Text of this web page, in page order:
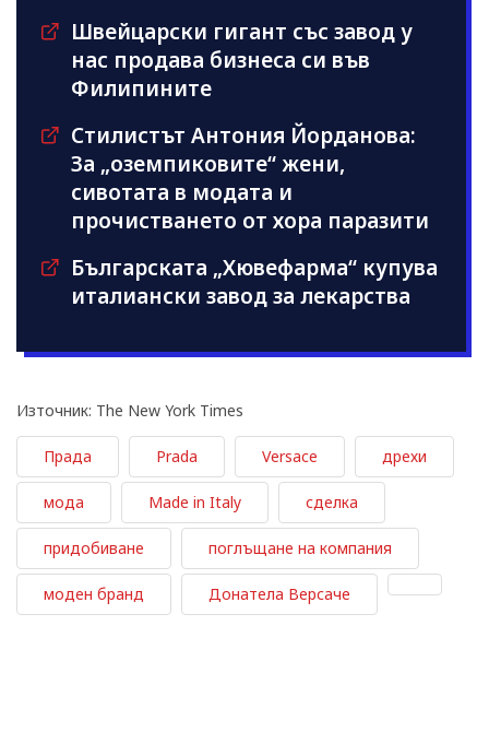
Швейцарски гигант със завод у
нас продава бизнеса си във
Филипините
Стилистът Антония Йорданова:
За „оземпиковите“ жени,
сивотата в модата и
прочистването от хора паразити
Българската „Хювефарма“ купува
италиански завод за лекарства
Източник: The New York Times
Прада Prada Versace дрехи
мода Made in Italy сделка
придобиване поглъщане на компания
моден бранд Донатела Версаче